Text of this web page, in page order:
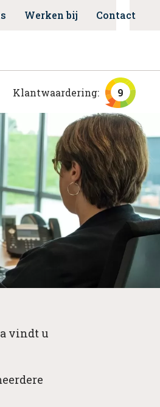
Werken bij Contact
Klantwaardering: 9
vindt u